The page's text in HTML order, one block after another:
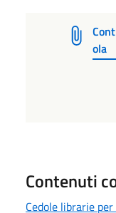
ola
Contenuti
Cedole librarie